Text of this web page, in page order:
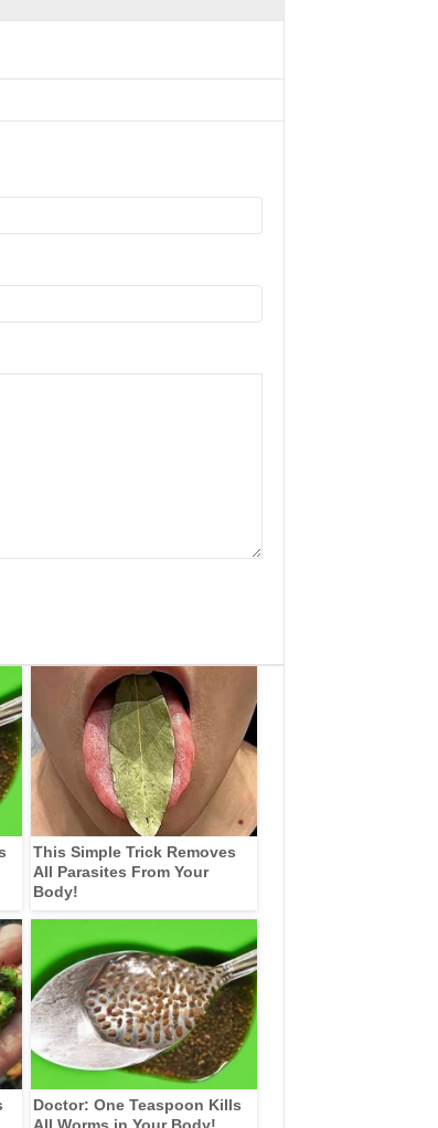
This Simple Trick Removes
All Parasites From Your
Body!
Doctor: One Teaspoon Kills
All Worms in Your Body!